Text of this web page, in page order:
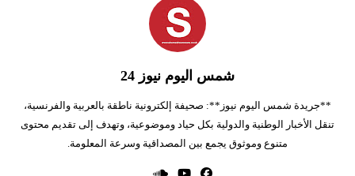
شمس اليوم نيوز 24
**جريدة شمس اليوم نيوز**: صحيفة إلكترونية ناطقة بالعربية والفرنسية،
تنقل الأخبار الوطنية والدولية بكل حياد وموضوعية، وتهدف إلى تقديم محتوى
متنوع وموثوق يجمع بين المصداقية وسرعة المعلومة.